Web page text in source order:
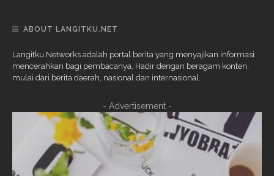
ABOUT LANGITKU.NET
Langitku Networks adalah portal berita yang menyajikan informasi
mencerahkan bagi pembacanya. Hadir dengan beragam konten,
mulai dari berita daerah, nasional dan internasional.
- Advertisement -